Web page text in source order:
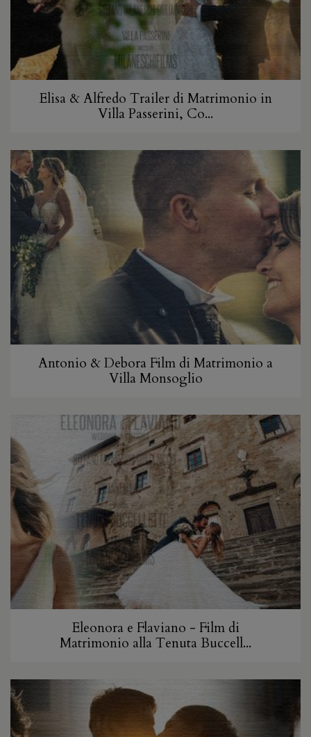
Elisa & Alfredo Trailer di Matrimonio in
Villa Passerini, Co...
Antonio & Debora Film di Matrimonio a
Villa Monsoglio
Eleonora e Flaviano - Film di
Matrimonio alla Tenuta Buccell...